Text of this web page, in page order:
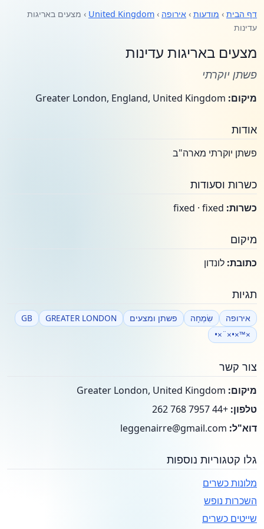
דף הבית › מודעות › אירופה ›
United Kingdom › מצעים באריגות
עדינות
מצעים באריגות עדינות
פשתן יוקרתי
מיקום:
אודות
פשתן יוקרתי מארה"ב
כשרות וסעודות
כשרות:
מיקום
כתובת: לונדון
תגיות
אירופה שִׂמְחָה פשתן ומצעים GREATER LONDON
GB
×™×•×¨×•
צור קשר
מיקום:
טלפון: +44 7957 768 262
דוא"ל: leggenairre@gmail.com
גלו קטגוריות נוספות
מלונות כשרים
השכרות נופש
שייטים כשרים